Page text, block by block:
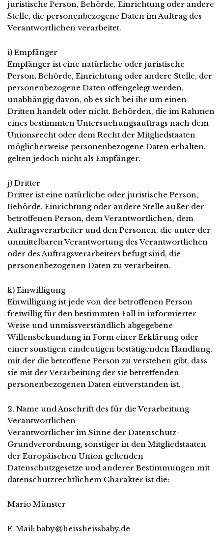
juristische Person, Behörde, Einrichtung oder andere
Stelle, die personenbezogene Daten im Auftrag des
Verantwortlichen verarbeitet.
i) Empfänger
Empfänger ist eine natürliche oder juristische
Person, Behörde, Einrichtung oder andere Stelle, der
personenbezogene Daten offengelegt werden,
unabhängig davon, ob es sich bei ihr um einen
Dritten handelt oder nicht. Behörden, die im Rahmen
eines bestimmten Untersuchungsauftrags nach dem
Unionsrecht oder dem Recht der Mitgliedstaaten
möglicherweise personenbezogene Daten erhalten,
gelten jedoch nicht als Empfänger.
j) Dritter
Dritter ist eine natürliche oder juristische Person,
Behörde, Einrichtung oder andere Stelle außer der
betroffenen Person, dem Verantwortlichen, dem
Auftragsverarbeiter und den Personen, die unter der
unmittelbaren Verantwortung des Verantwortlichen
oder des Auftragsverarbeiters befugt sind, die
personenbezogenen Daten zu verarbeiten.
k) Einwilligung
Einwilligung ist jede von der betroffenen Person
freiwillig für den bestimmten Fall in informierter
Weise und unmissverständlich abgegebene
Willensbekundung in Form einer Erklärung oder
einer sonstigen eindeutigen bestätigenden Handlung,
mit der die betroffene Person zu verstehen gibt, dass
sie mit der Verarbeitung der sie betreffenden
personenbezogenen Daten einverstanden ist.
2. Name und Anschrift des für die Verarbeitung
Verantwortlichen
Verantwortlicher im Sinne der Datenschutz-
Grundverordnung, sonstiger in den Mitgliedstaaten
der Europäischen Union geltenden
Datenschutzgesetze und anderer Bestimmungen mit
datenschutzrechtlichem Charakter ist die:
Mario Münster
E-Mail: baby@heissheissbaby.de